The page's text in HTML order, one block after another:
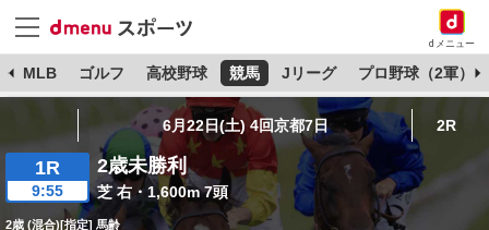
dメニュー
MLB ゴルフ 高校野球 競馬 Jリーグ プロ野球（2軍）
6月22日(土) 4回京都7日 2R
1R
9:55
2歳未勝利
芝 右・1,600m 7頭
2歳 (混合)[指定] 馬齢